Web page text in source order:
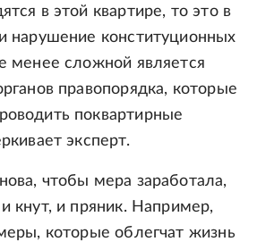
в этой квартире, то это в
нарушение конституционных
менее сложной является
правопорядка, которые
поквартирные
эксперт.
чтобы мера заработала,
кнут, и пряник. Например,
которые облегчат жизнь